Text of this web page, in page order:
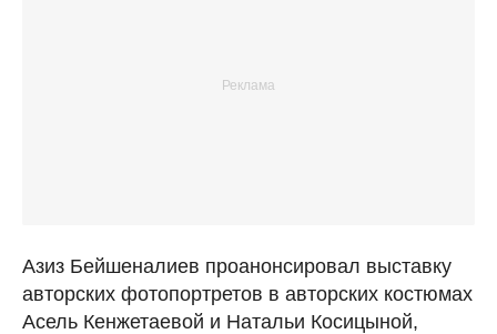
Азиз Бейшеналиев проанонсировал выставку
авторских фотопортретов в авторских костюмах
Асель Кенжетаевой и Натальи Косицыной,